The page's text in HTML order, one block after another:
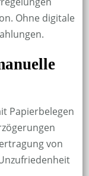
Ohne digitale
Papierbelegen
von